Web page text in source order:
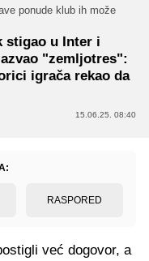
ponude klub ih može
stigao u Inter i
"zemljotres":
igrača rekao da
15.06.25. 08:40
RASPORED
već dogovor, a